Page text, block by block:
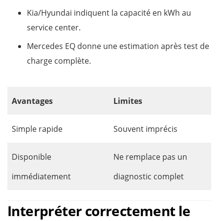
Kia/Hyundai indiquent la capacité en kWh au
service center.
Mercedes EQ donne une estimation après test de
charge complète.
Avantages Limites
Simple rapide Souvent imprécis
Disponible
immédiatement
Ne remplace pas un
diagnostic complet
Interpréter correctement le